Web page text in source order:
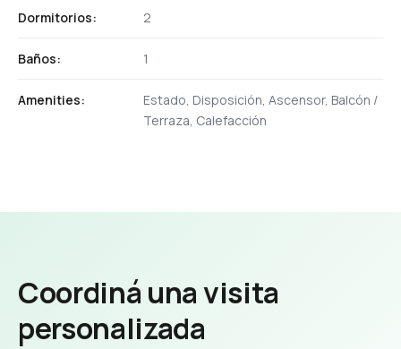
Dormitorios: 2
Baños: 1
Amenities:
Estado, Disposición, Ascensor, Balcón /
Terraza, Calefacción
Coordiná una visita
personalizada